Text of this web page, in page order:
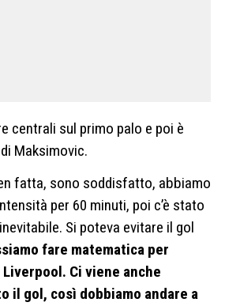
centrali sul primo palo e poi è
Maksimovic.
fatta, sono soddisfatto, abbiamo
per 60 minuti, poi c’è stato
Si poteva evitare il gol
fare matematica per
Ci viene anche
il gol, così dobbiamo andare a